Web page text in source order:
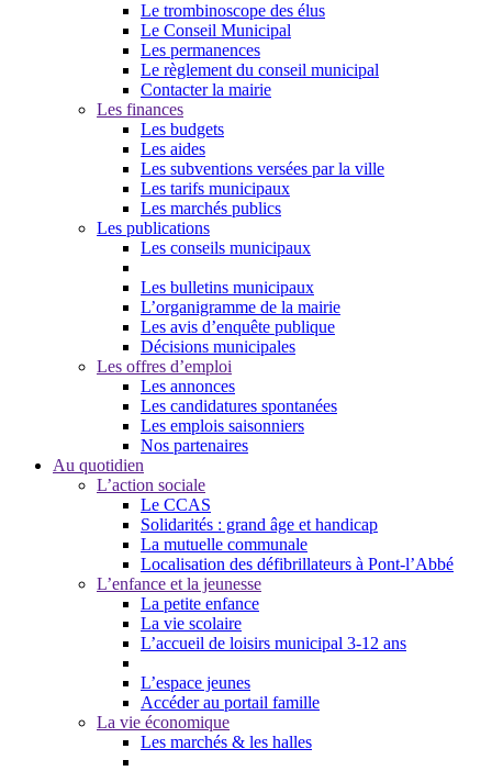
Le trombinoscope des élus
Le Conseil Municipal
Les permanences
Le règlement du conseil municipal
Contacter la mairie
Les finances
Les budgets
Les aides
Les subventions versées par la ville
Les tarifs municipaux
Les marchés publics
Les publications
Les conseils municipaux
Les bulletins municipaux
L’organigramme de la mairie
Les avis d’enquête publique
Décisions municipales
Les offres d’emploi
Les annonces
Les candidatures spontanées
Les emplois saisonniers
Nos partenaires
Au quotidien
L’action sociale
Le CCAS
Solidarités : grand âge et handicap
La mutuelle communale
Localisation des défibrillateurs à Pont-l’Abbé
L’enfance et la jeunesse
La petite enfance
La vie scolaire
L’accueil de loisirs municipal 3-12 ans
L’espace jeunes
Accéder au portail famille
La vie économique
Les marchés & les halles